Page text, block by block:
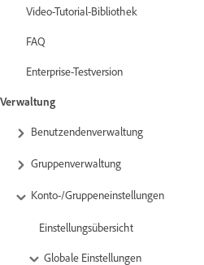
Video-Tutorial-Bibliothek
FAQ
Enterprise-Testversion
Verwaltung
Benutzendenverwaltung
Gruppenverwaltung
Konto-/Gruppeneinstellungen
Einstellungsübersicht
Globale Einstellungen